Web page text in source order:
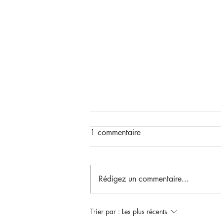
Mobilisation Expressive -
1 commentaire
Rédigez un commentaire...
Trier par : Les plus récents